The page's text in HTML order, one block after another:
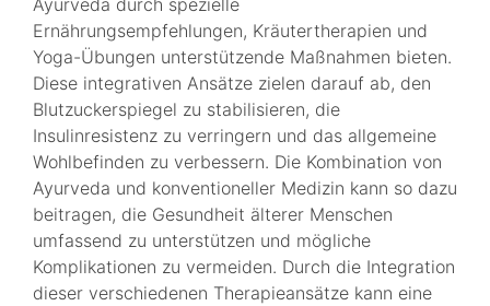
Ayurveda durch spezielle
Ernährungsempfehlungen, Kräutertherapien und
Yoga-Übungen unterstützende Maßnahmen bieten.
Diese integrativen Ansätze zielen darauf ab, den
Blutzuckerspiegel zu stabilisieren, die
Insulinresistenz zu verringern und das allgemeine
Wohlbefinden zu verbessern. Die Kombination von
Ayurveda und konventioneller Medizin kann so dazu
beitragen, die Gesundheit älterer Menschen
umfassend zu unterstützen und mögliche
Komplikationen zu vermeiden. Durch die Integration
dieser verschiedenen Therapieansätze kann eine